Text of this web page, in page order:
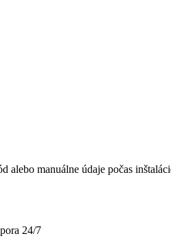
manuálne údaje počas
24/7